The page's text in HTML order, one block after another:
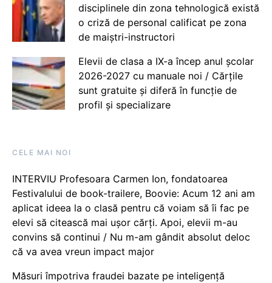
disciplinele din zona tehnologică există
o criză de personal calificat pe zona
de maiștri-instructori
Elevii de clasa a IX-a încep anul școlar
2026-2027 cu manuale noi / Cărțile
sunt gratuite și diferă în funcție de
profil și specializare
CELE MAI NOI
INTERVIU Profesoara Carmen Ion, fondatoarea
Festivalului de book-trailere, Boovie: Acum 12 ani am
aplicat ideea la o clasă pentru că voiam să îi fac pe
elevi să citească mai ușor cărți. Apoi, elevii m-au
convins să continui / Nu m-am gândit absolut deloc
că va avea vreun impact major
Măsuri împotriva fraudei bazate pe inteligență